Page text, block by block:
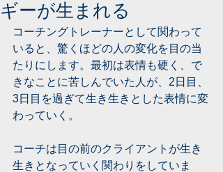
ギーが生まれる
コーチングトレーナーとして関わって
いると、驚くほどの人の変化を目の当
たりにします。最初は表情も硬く、で
きなことに苦しんでいた人が、2日目、
3日目を過ぎて生き生きとした表情に変
わっていく。
コーチは目の前のクライアントが生き
生きとなっていく関わりをしていま